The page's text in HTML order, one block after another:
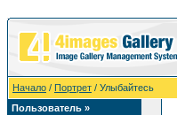
Начало / Портрет / Улыбайтесь
Пользователь »